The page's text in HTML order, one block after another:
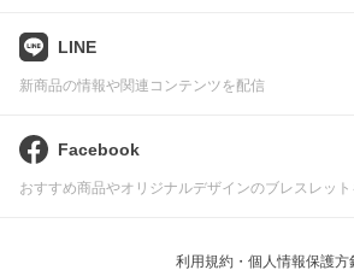
LINE
新商品の情報や関連コンテンツを配信
Facebook
おすすめ商品やオリジナルデザインのブレスレット
利用規約・個人情報保護方